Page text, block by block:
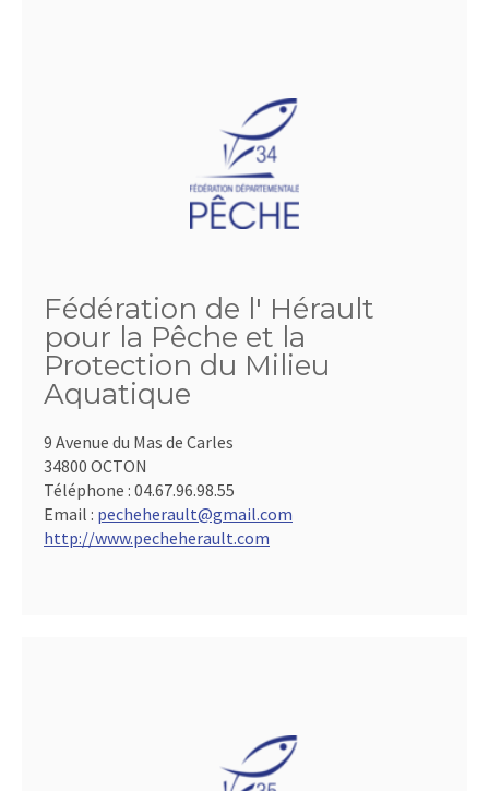
Fédération de l' Hérault
pour la Pêche et la
Protection du Milieu
Aquatique
9 Avenue du Mas de Carles
34800 OCTON
Téléphone : 04.67.96.98.55
Email : pecheherault@gmail.com
http://www.pecheherault.com